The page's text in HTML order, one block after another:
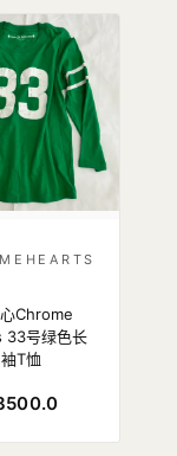
Chrome
33号绿色长
袖T恤